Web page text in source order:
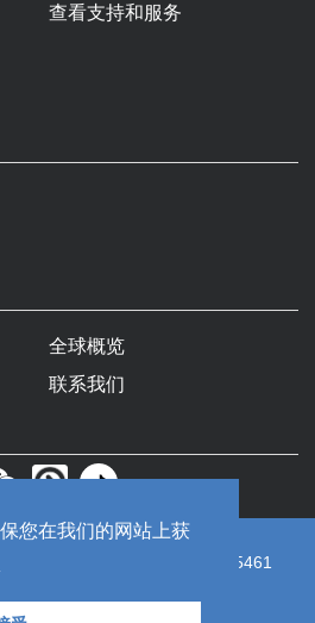
您在我们的网站上获
查看支持和服务
全球概览
联系我们
中国）有限公司
苏ICP备19055461